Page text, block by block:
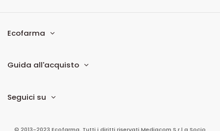
Ecofarma
Guida all'acquisto
Seguici su